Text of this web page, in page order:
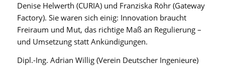
Denise Helwerth (CURIA) und Franziska Röhr (Gateway
Factory). Sie waren sich einig: Innovation braucht
Freiraum und Mut, das richtige Maß an Regulierung –
und Umsetzung statt Ankündigungen.
Dipl.-Ing. Adrian Willig (Verein Deutscher Ingenieure)